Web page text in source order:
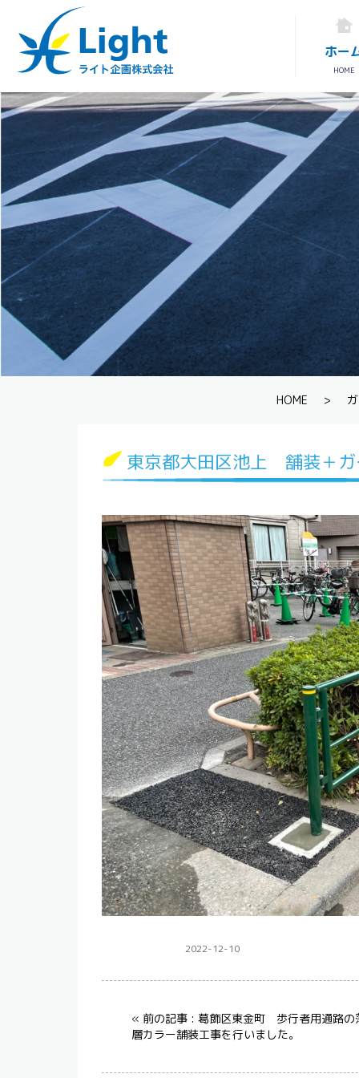
ホー
HOME
HOME >
東京都大田区池上 舗装＋ガ
2022-12-10
« 前の記事 : 葛飾区東金町 歩行者用通路の
層カラー舗装工事を行いました。